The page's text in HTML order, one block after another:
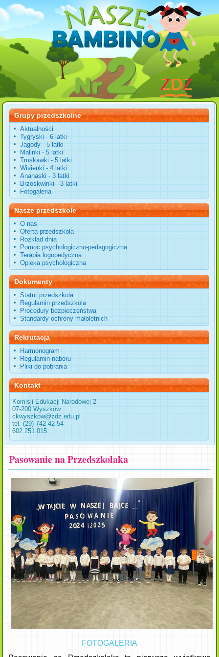
Grupy przedszkolne
Aktualności
Tygryski - 6 latki
Jagody - 5 latki
Malinki - 5 latki
Truskawki - 5 latki
Wisienki - 4 latki
Ananaski - 3 latki
Brzoskwinki - 3 latki
Fotogaleria
Nasze przedszkole
O nas
Oferta przedszkola
Rozkład dnia
Pomoc psychologiczno-pedagogiczna
Terapia logopedyczna
Opieka psychologiczna
Dokumenty
Statut przedszkola
Regulamin przedszkola
Procedury bezpieczeństwa
Standardy ochrony małoletnich
Rekrutacja
Harmonogram
Regulamin naboru
Pliki do pobrania
Kontakt
Komisji Edukacji Narodowej 2
07-200 Wyszków
ckwyszkow@zdz.edu.pl
tel. (29) 742-42-54
602 251 015
Pasowanie na Przedszkolaka
FOTOGALERIA